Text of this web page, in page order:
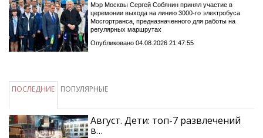
Мэр Москвы Сергей Собянин принял участие в
церемонии выхода на линию 3000-го электробуса
Мосгортранса, предназначенного для работы на
регулярных маршрутах
Опубликовано 04.08.2026 21:47:55
ПОСЛЕДНИЕ ПОПУЛЯРНЫЕ
Август. Дети: топ-7 развлечений
в…